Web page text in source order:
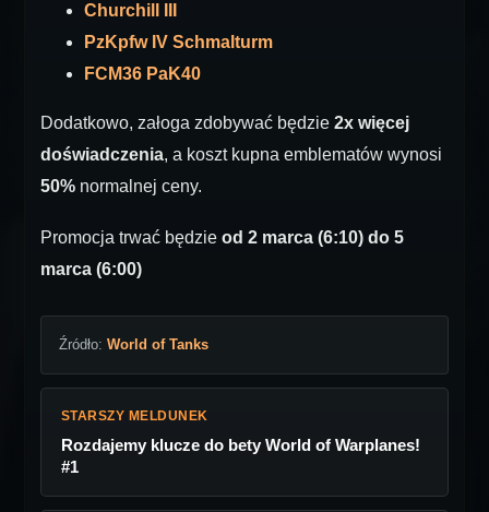
Churchill III
PzKpfw IV Schmalturm
FCM36 PaK40
Dodatkowo, załoga zdobywać będzie 2x więcej
doświadczenia, a koszt kupna emblematów wynosi
50% normalnej ceny.
Promocja trwać będzie od 2 marca (6:10) do 5
marca (6:00)
Źródło: World of Tanks
STARSZY MELDUNEK
Rozdajemy klucze do bety World of Warplanes!
#1